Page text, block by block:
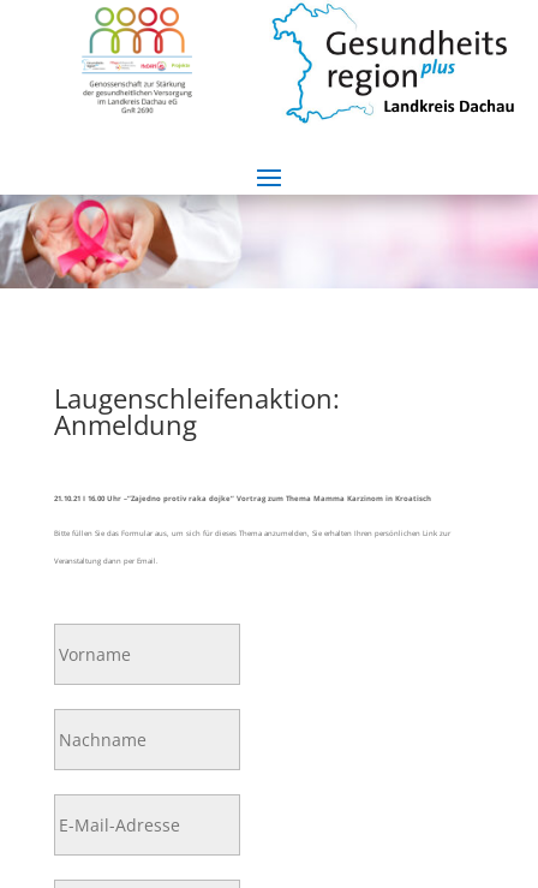
Laugenschleifenaktion:
Anmeldung
21.10.21 I 16.00 Uhr –“Zajedno protiv raka dojke“ Vortrag zum Thema Mamma Karzinom in Kroatisch
Bitte füllen Sie das Formular aus, um sich für dieses Thema anzumelden, Sie erhalten Ihren persönlichen Link zur
Veranstaltung dann per Email.